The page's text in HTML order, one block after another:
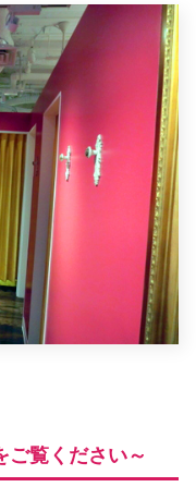
ご覧ください～